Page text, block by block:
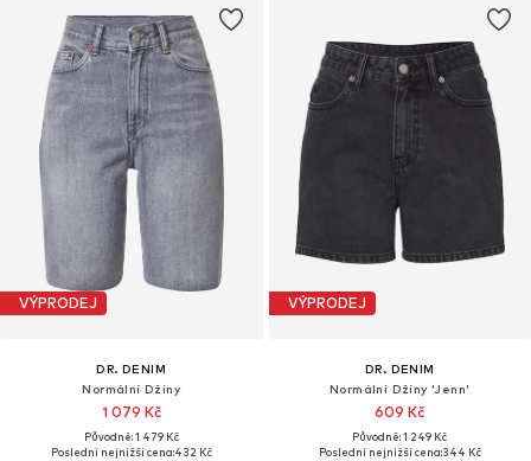
VÝPRODEJ
DR. DENIM
Normální Džíny
1 079 Kč
Původně: 1 479 Kč
Poslední nejnižší cena:432 Kč
VÝPRODEJ
DR. DENIM
Normální Džíny 'Jenn'
609 Kč
Původně: 1 249 Kč
Poslední nejnižší cena:344 Kč